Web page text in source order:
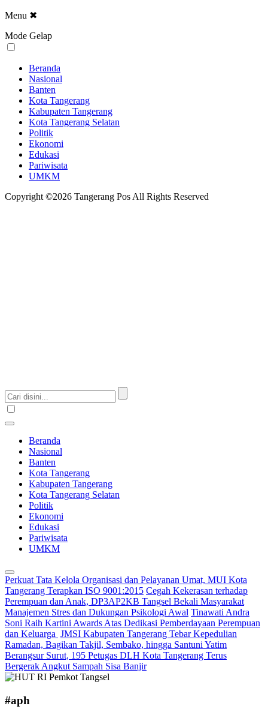
Menu ✖
Mode Gelap
Beranda
Nasional
Banten
Kota Tangerang
Kabupaten Tangerang
Kota Tangerang Selatan
Politik
Ekonomi
Edukasi
Pariwisata
UMKM
Copyright ©2026 Tangerang Pos All Rights Reserved
Beranda
Nasional
Banten
Kota Tangerang
Kabupaten Tangerang
Kota Tangerang Selatan
Politik
Ekonomi
Edukasi
Pariwisata
UMKM
Perkuat Tata Kelola Organisasi dan Pelayanan Umat, MUI Kota
Tangerang Terapkan ISO 9001:2015 Cegah Kekerasan terhadap
Perempuan dan Anak, DP3AP2KB Tangsel Bekali Masyarakat
Manajemen Stres dan Dukungan Psikologi Awal Tinawati Andra
Soni Raih Kartini Awards Atas Dedikasi Pemberdayaan Perempuan
dan Keluarga JMSI Kabupaten Tangerang Tebar Kepedulian
Ramadan, Bagikan Takjil, Sembako, hingga Santuni Yatim
Berangsur Surut, 195 Petugas DLH Kota Tangerang Terus
Bergerak Angkut Sampah Sisa Banjir
#aph